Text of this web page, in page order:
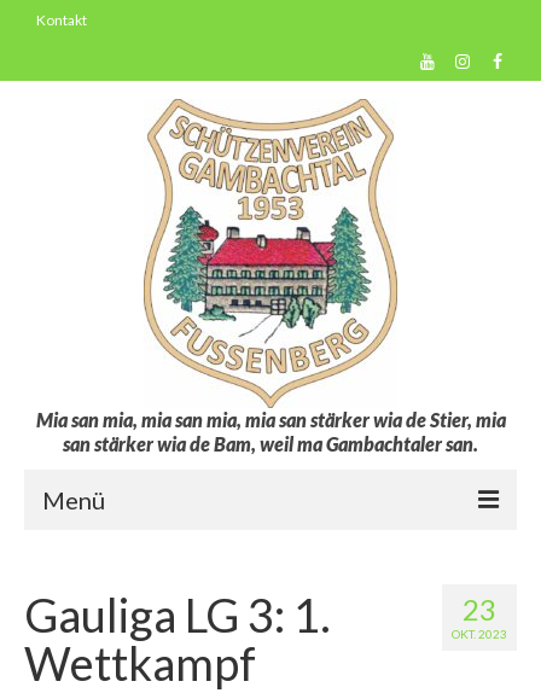
Kontakt
Mia san mia, mia san mia, mia san stärker wia de Stier, mia
san stärker wia de Bam, weil ma Gambachtaler san.
Menü
Vorstandschaft
Unsere Erfolge
23
OKT. 2023
Gauliga LG 3: 1.
Wettkampf